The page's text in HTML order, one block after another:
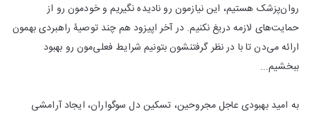
روان‌پزشک هستیم، این نیازمون رو نادیده نگیریم و خودمون رو از
حمایت‌های لازمه دریغ نکنیم. در آخر اپیزود هم چند توصیۀ راهبردی بهمون
ارائه می‌دن تا با در نظر گرفتنشون بتونیم شرایط فعلی‌مون رو بهبود
ببخشیم...
به امید بهبودی عاجل مجروحین، تسکین دل سوگواران، ایجاد آرامشی